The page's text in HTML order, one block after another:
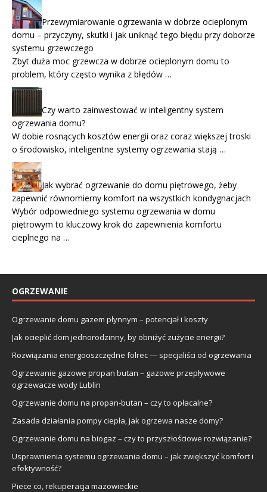
Przewymiarowanie ogrzewania w dobrze ocieplonym
domu – przyczyny, skutki i jak uniknąć tego błędu przy doborze
systemu grzewczego
Zbyt duża moc grzewcza w dobrze ocieplonym domu to
problem, który często wynika z błędów …
Czy warto zainwestować w inteligentny system
ogrzewania domu?
W dobie rosnących kosztów energii oraz coraz większej troski
o środowisko, inteligentne systemy ogrzewania stają …
Jak wybrać ogrzewanie do domu piętrowego, żeby
zapewnić równomierny komfort na wszystkich kondygnacjach
Wybór odpowiedniego systemu ogrzewania w domu
piętrowym to kluczowy krok do zapewnienia komfortu
cieplnego na …
OGRZEWANIE
Ogrzewanie domu gazem płynnym – potencjał i koszty
Jak ocieplić dom jednorodzinny, by obniżyć zużycie energii?
Rozwiązania energooszczędne folrec — specjaliści od ogrzewania
Ogrzewanie gazowe propan butan – gazowe przepływowe
ogrzewacze wody Lublin
Ogrzewanie domu na propan-butan – czy to opłacalne?
Zasada działania pompy ciepła, jak ogrzewa nasze domy?
Ogrzewanie domu na biogaz – czy to przyszłościowe rozwiązanie?
Usprawnienia systemu ogrzewania domu – jak zwiększyć komfort i
efektywność?
Piece co, rekuperacja mazowieckie